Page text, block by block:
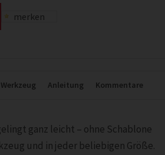
merken
Anleitung Kommentare
ganz leicht – ohne Schablone
und in jeder beliebigen Größe.